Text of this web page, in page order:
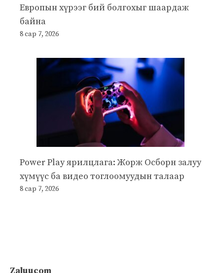
Европын хүрээг бий болгохыг шаардаж
байна
8 сар 7, 2026
Power Play ярилцлага: Жорж Осборн залуу
хүмүүс ба видео тоглоомуудын талаар
8 сар 7, 2026
Zaluucom